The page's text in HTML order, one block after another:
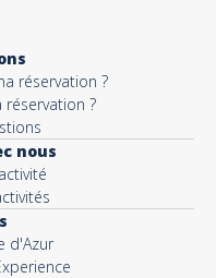
réservation ?
?
nous
d'Azur